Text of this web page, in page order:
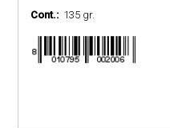
Cont.: 135 gr.